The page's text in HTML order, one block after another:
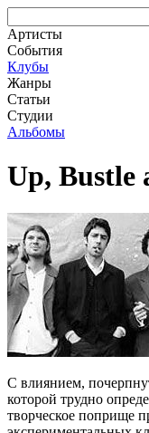
Артисты
События
Клубы
Жанры
Статьи
Студии
Альбомы
Up, Bustle
С влиянием,
которой трудно
творческое поприще